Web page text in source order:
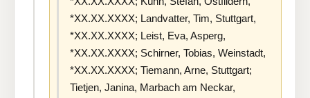
*XX.XX.XXXX; Landvatter, Tim, Stuttgart,
*XX.XX.XXXX; Leist, Eva, Asperg,
*XX.XX.XXXX; Schirner, Tobias, Weinstadt,
*XX.XX.XXXX; Tiemann, Arne, Stuttgart;
Tietjen, Janina, Marbach am Neckar,